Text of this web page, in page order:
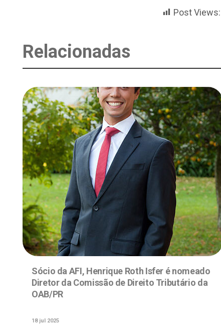
Post Views:
Relacionadas
Sócio da AFI, Henrique Roth Isfer é nomeado
Diretor da Comissão de Direito Tributário da
OAB/PR
18 jul 2025